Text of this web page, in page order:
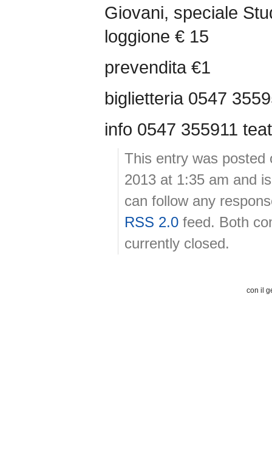
Giovani, speciale
loggione € 15
prevendita €1
biglietteria 0547
info 0547 355911
This entry was posted
2013 at 1:35 am and
can follow any
RSS 2.0 feed. Both
currently closed.
con il